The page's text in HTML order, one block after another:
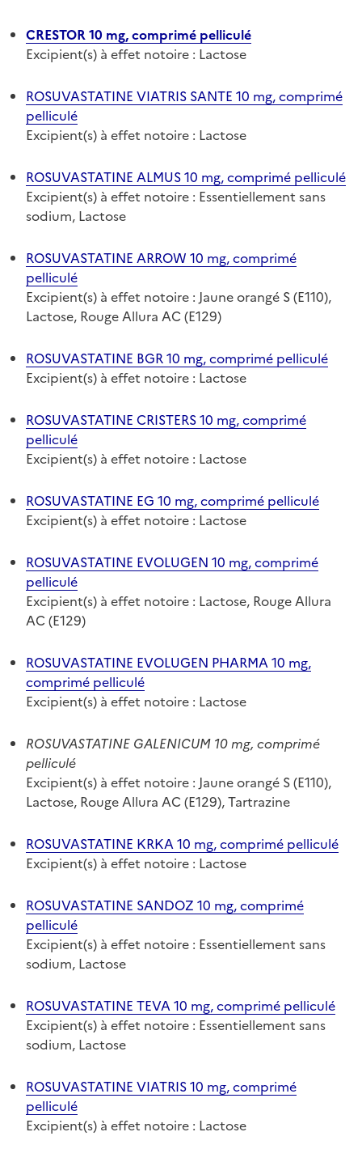
CRESTOR 10 mg, comprimé pelliculé
Excipient(s) à effet notoire : Lactose
ROSUVASTATINE VIATRIS SANTE 10 mg, comprimé
pelliculé
Excipient(s) à effet notoire : Lactose
ROSUVASTATINE ALMUS 10 mg, comprimé pelliculé
Excipient(s) à effet notoire : Essentiellement sans
sodium, Lactose
ROSUVASTATINE ARROW 10 mg, comprimé
pelliculé
Excipient(s) à effet notoire : Jaune orangé S (E110),
Lactose, Rouge Allura AC (E129)
ROSUVASTATINE BGR 10 mg, comprimé pelliculé
Excipient(s) à effet notoire : Lactose
ROSUVASTATINE CRISTERS 10 mg, comprimé
pelliculé
Excipient(s) à effet notoire : Lactose
ROSUVASTATINE EG 10 mg, comprimé pelliculé
Excipient(s) à effet notoire : Lactose
ROSUVASTATINE EVOLUGEN 10 mg, comprimé
pelliculé
Excipient(s) à effet notoire : Lactose, Rouge Allura
AC (E129)
ROSUVASTATINE EVOLUGEN PHARMA 10 mg,
comprimé pelliculé
Excipient(s) à effet notoire : Lactose
ROSUVASTATINE GALENICUM 10 mg, comprimé
pelliculé
Excipient(s) à effet notoire : Jaune orangé S (E110),
Lactose, Rouge Allura AC (E129), Tartrazine
ROSUVASTATINE KRKA 10 mg, comprimé pelliculé
Excipient(s) à effet notoire : Lactose
ROSUVASTATINE SANDOZ 10 mg, comprimé
pelliculé
Excipient(s) à effet notoire : Essentiellement sans
sodium, Lactose
ROSUVASTATINE TEVA 10 mg, comprimé pelliculé
Excipient(s) à effet notoire : Essentiellement sans
sodium, Lactose
ROSUVASTATINE VIATRIS 10 mg, comprimé
pelliculé
Excipient(s) à effet notoire : Lactose